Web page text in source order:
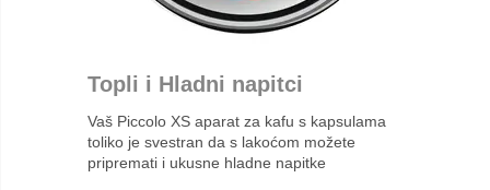
Topli i Hladni napitci
Vaš Piccolo XS aparat za kafu s kapsulama
toliko je svestran da s lakoćom možete
pripremati i ukusne hladne napitke